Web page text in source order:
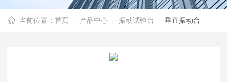
当前位置：首页 - 产品中心 -振动试验台 - 垂直振动台